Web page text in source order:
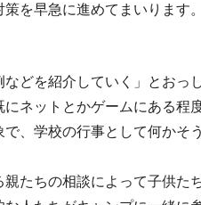
を早急に進めてまいります。
どを紹介していく」とおっ
ネットとかゲームにある
、学校の行事として何か
たちの相談によって子供